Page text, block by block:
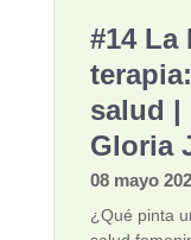
#14 La
salud |
Gloria
08 mayo
¿Qué pinta